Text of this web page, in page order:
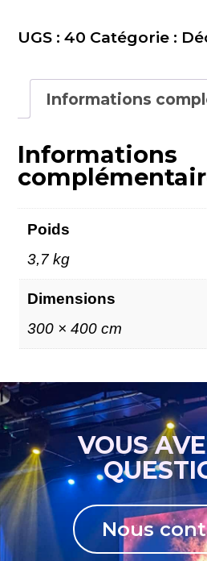
Noir
UGS :40 Catégorie :
Informations
Informations
Poids
3,7 kg
Dimensions
300 × 400 cm
VOUS
Nous